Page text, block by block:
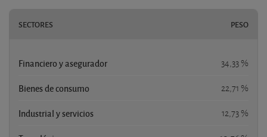
SECTORES PESO
Financiero y asegurador 34,33 %
Bienes de consumo 22,71 %
Industrial y servicios 12,73 %